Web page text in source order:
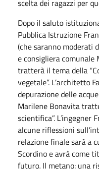
scelta dei ragazzi per
Dopo il saluto
Pubblica Istruzione
(che saranno moderati
e consigliera
tratterà il tema della
vegetale”. L’architetto
depurazione delle
Marilene Bonavita
scientifica”. L’ingegner
alcune riflessioni
relazione finale sarà a
Scordino e avrà come
futuro. Il metano: una